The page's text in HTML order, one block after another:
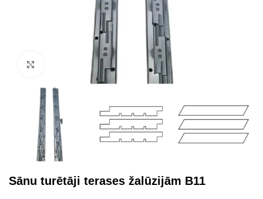
Click to enlarge
Sānu turētāji terases žalūzijām B11